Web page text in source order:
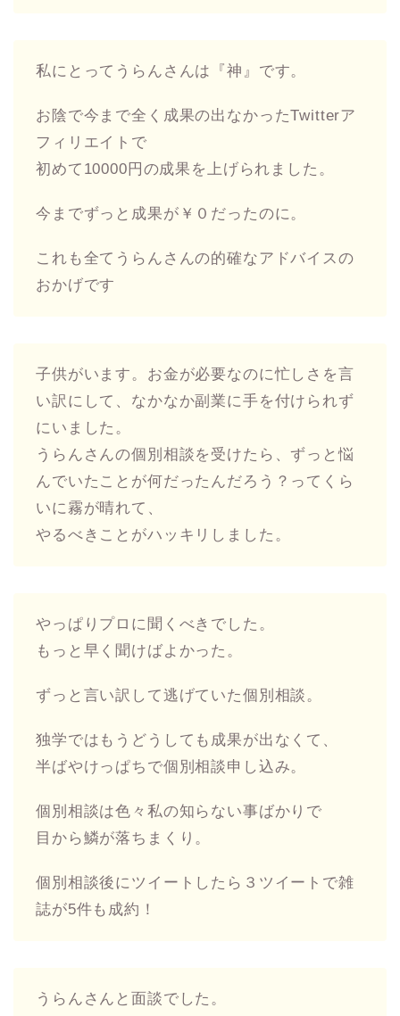
私にとってうらんさんは『神』です。
お陰で今まで全く成果の出なかったTwitterア
フィリエイトで
初めて10000円の成果を上げられました。
今までずっと成果が￥０だったのに。
これも全てうらんさんの的確なアドバイスの
おかげです
子供がいます。お金が必要なのに忙しさを言
い訳にして、なかなか副業に手を付けられず
にいました。
うらんさんの個別相談を受けたら、ずっと悩
んでいたことが何だったんだろう？ってくら
いに霧が晴れて、
やるべきことがハッキリしました。
やっぱりプロに聞くべきでした。
もっと早く聞けばよかった。
ずっと言い訳して逃げていた個別相談。
独学ではもうどうしても成果が出なくて、
半ばやけっぱちで個別相談申し込み。
個別相談は色々私の知らない事ばかりで
目から鱗が落ちまくり。
個別相談後にツイートしたら３ツイートで雑
誌が5件も成約！
うらんさんと面談でした。